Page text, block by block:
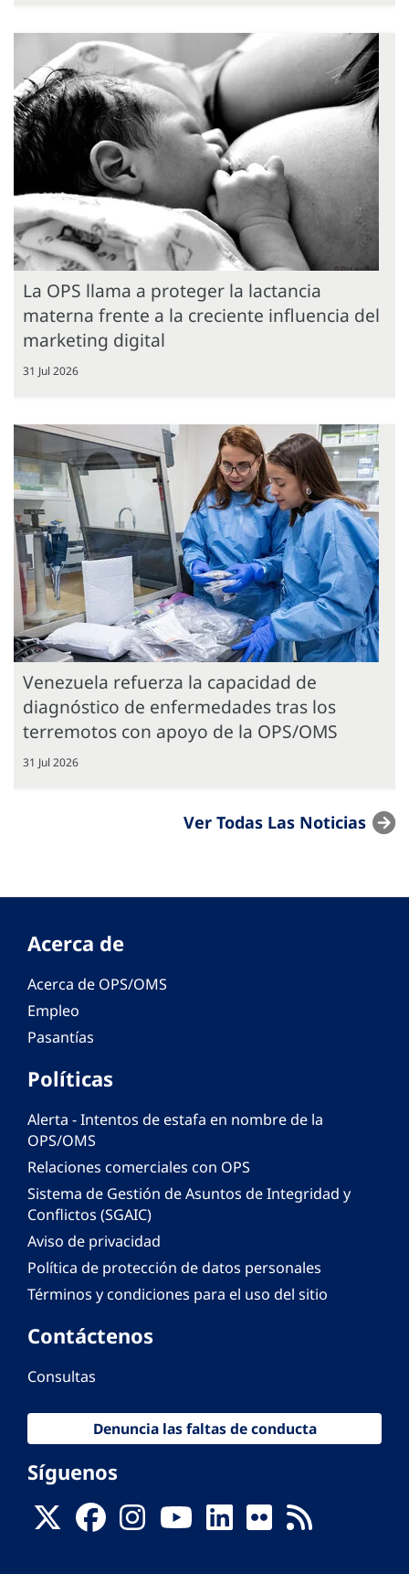
La OPS llama a proteger la lactancia
materna frente a la creciente influencia del
marketing digital
31 Jul 2026
Venezuela refuerza la capacidad de
diagnóstico de enfermedades tras los
terremotos con apoyo de la OPS/OMS
31 Jul 2026
Ver Todas Las Noticias
Acerca de
Acerca de OPS/OMS
Empleo
Pasantías
Políticas
Alerta - Intentos de estafa en nombre de la
OPS/OMS
Relaciones comerciales con OPS
Sistema de Gestión de Asuntos de Integridad y
Conflictos (SGAIC)
Aviso de privacidad
Política de protección de datos personales
Términos y condiciones para el uso del sitio
Contáctenos
Consultas
Denuncia las faltas de conducta
Síguenos